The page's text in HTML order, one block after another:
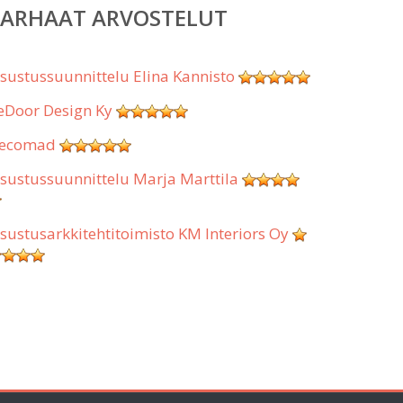
ARVOSTELUT
Elina Kannisto
Design Ky
Marja Marttila
KM Interiors Oy